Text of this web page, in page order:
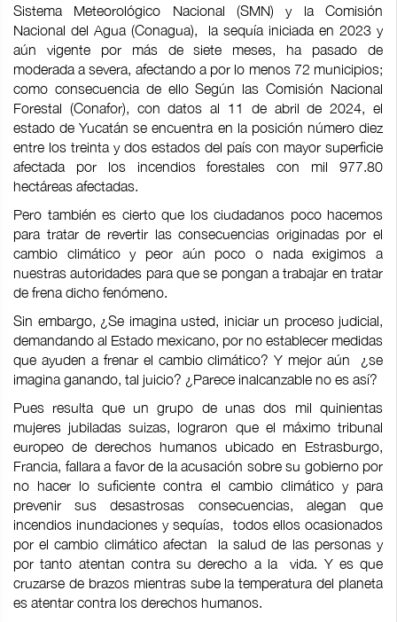
Sistema Meteorológico Nacional (SMN) y la Comisión
Nacional del Agua (Conagua), la sequía iniciada en 2023 y
aún vigente por más de siete meses, ha pasado de
moderada a severa, afectando a por lo menos 72 municipios;
como consecuencia de ello Según las Comisión Nacional
Forestal (Conafor), con datos al 11 de abril de 2024, el
estado de Yucatán se encuentra en la posición número diez
entre los treinta y dos estados del país con mayor superficie
afectada por los incendios forestales con mil 977.80
hectáreas afectadas.
Pero también es cierto que los ciudadanos poco hacemos
para tratar de revertir las consecuencias originadas por el
cambio climático y peor aún poco o nada exigimos a
nuestras autoridades para que se pongan a trabajar en tratar
de frena dicho fenómeno.
Sin embargo, ¿Se imagina usted, iniciar un proceso judicial,
demandando al Estado mexicano, por no establecer medidas
que ayuden a frenar el cambio climático? Y mejor aún ¿se
imagina ganando, tal juicio? ¿Parece inalcanzable no es así?
Pues resulta que un grupo de unas dos mil quinientas
mujeres jubiladas suizas, lograron que el máximo tribunal
europeo de derechos humanos ubicado en Estrasburgo,
Francia, fallara a favor de la acusación sobre su gobierno por
no hacer lo suficiente contra el cambio climático y para
prevenir sus desastrosas consecuencias, alegan que
incendios inundaciones y sequías, todos ellos ocasionados
por el cambio climático afectan la salud de las personas y
por tanto atentan contra su derecho a la vida. Y es que
cruzarse de brazos mientras sube la temperatura del planeta
es atentar contra los derechos humanos.